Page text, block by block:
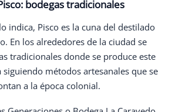
bodegas tradicionales
indica, Pisco es la cuna del destilado
En los alrededores de la ciudad se
tradicionales donde se produce este
métodos artesanales que se
a la época colonial.